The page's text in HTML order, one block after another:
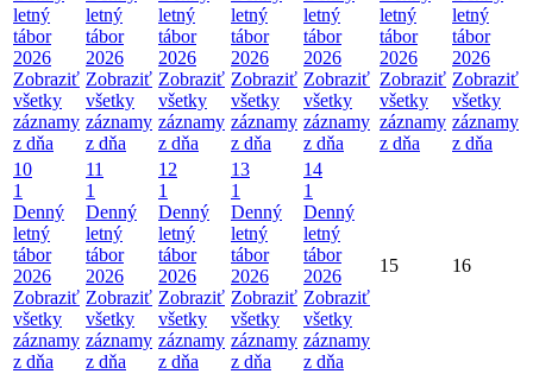
letný
tábor
2026
Zobraziť
všetky
záznamy
z dňa
letný
tábor
2026
Zobraziť
všetky
záznamy
z dňa
letný
tábor
2026
Zobraziť
všetky
záznamy
z dňa
letný
tábor
2026
Zobraziť
všetky
záznamy
z dňa
letný
tábor
2026
Zobraziť
všetky
záznamy
z dňa
letný
tábor
2026
Zobraziť
všetky
záznamy
z dňa
letný
tábor
2026
Zobraziť
všetky
záznamy
z dňa
10
1
Denný
letný
tábor
2026
Zobraziť
všetky
záznamy
z dňa
11
1
Denný
letný
tábor
2026
Zobraziť
všetky
záznamy
z dňa
12
1
Denný
letný
tábor
2026
Zobraziť
všetky
záznamy
z dňa
13
1
Denný
letný
tábor
2026
Zobraziť
všetky
záznamy
z dňa
14
1
Denný
letný
tábor
2026
Zobraziť
všetky
záznamy
z dňa
15 16